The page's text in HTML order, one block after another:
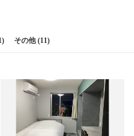
その他 (11)